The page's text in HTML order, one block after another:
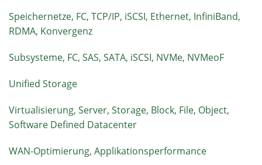
Speichernetze, FC, TCP/IP, iSCSI, Ethernet, InfiniBand,
RDMA, Konvergenz
Subsysteme, FC, SAS, SATA, iSCSI, NVMe, NVMeoF
Unified Storage
Virtualisierung, Server, Storage, Block, File, Object,
Software Defined Datacenter
WAN-Optimierung, Applikationsperformance